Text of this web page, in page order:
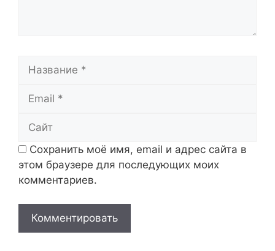
Название
Email
Сайт
Сохранить моё имя, email и адрес сайта в
этом браузере для последующих моих
комментариев.